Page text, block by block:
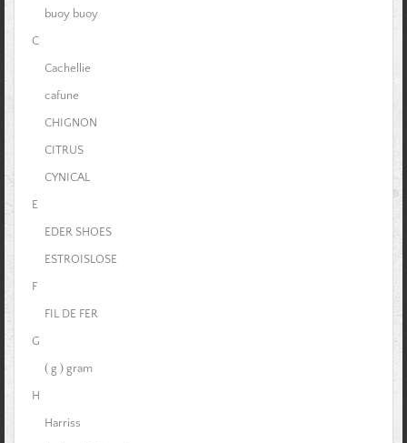
buoy buoy
C
Cachellie
cafune
CHIGNON
CITRUS
CYNICAL
E
EDER SHOES
ESTROISLOSE
F
FIL DE FER
G
( g ) gram
H
Harriss